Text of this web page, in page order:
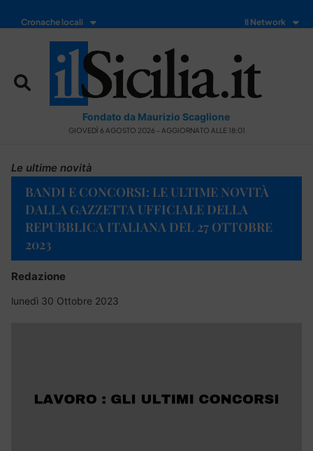
Cronache locali Il Network
Fondato da Maurizio Scaglione
GIOVEDÌ 6 AGOSTO 2026 - AGGIORNATO ALLE 18:01
Le ultime novità
BANDI E CONCORSI: LE ULTIME NOVITÀ
DALLA GAZZETTA UFFICIALE DELLA
REPUBBLICA ITALIANA DEL 27 OTTOBRE
2023
Redazione
lunedì 30 Ottobre 2023